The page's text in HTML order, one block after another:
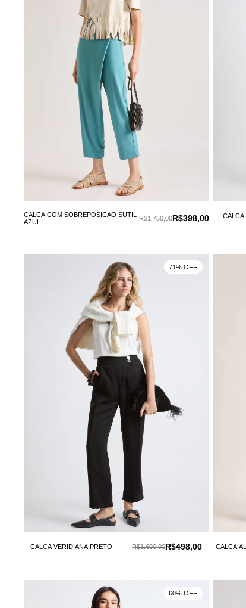
CALCA COM SOBREPOSICAO SUTIL
AZUL
R$398,00
R$1.750,00 CALCA
CALCA VERIDIANA PRETO R$498,00
R$1.690,00
71% OFF
CALCA
60% OFF